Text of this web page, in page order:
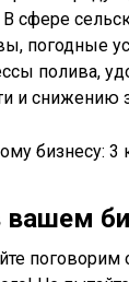
сфере
погодные
полива,
и снижению
вашем
поговорим